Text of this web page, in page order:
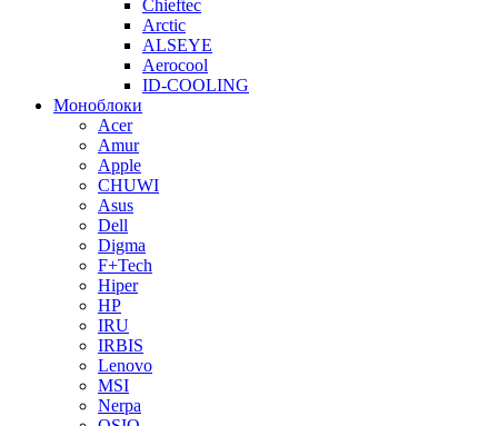
Chieftec
Arctic
ALSEYE
Aerocool
ID-COOLING
Моноблоки
Acer
Amur
Apple
CHUWI
Asus
Dell
Digma
F+Tech
Hiper
HP
IRU
IRBIS
Lenovo
MSI
Nerpa